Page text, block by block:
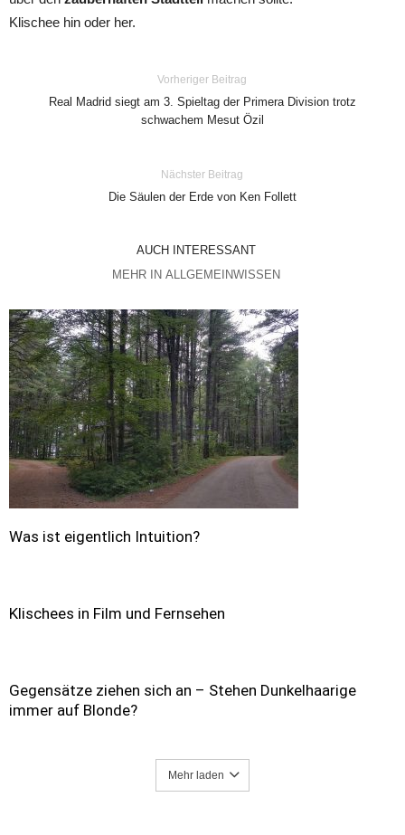
Klischee hin oder her.
Vorheriger Beitrag
Real Madrid siegt am 3. Spieltag der Primera Division trotz
schwachem Mesut Özil
Nächster Beitrag
Die Säulen der Erde von Ken Follett
AUCH INTERESSANT
MEHR IN ALLGEMEINWISSEN
Was ist eigentlich Intuition?
Klischees in Film und Fernsehen
Gegensätze ziehen sich an – Stehen Dunkelhaarige
immer auf Blonde?
Mehr laden